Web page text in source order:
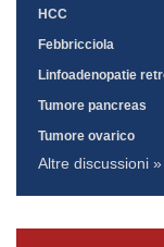
HCC
Febbricciola
Linfoadenopatie
Tumore pancreas
Tumore ovarico
Altre discussioni »